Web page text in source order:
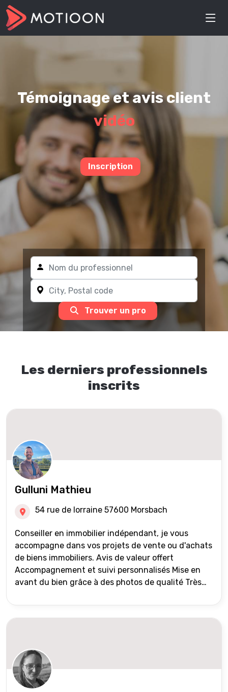
Témoignage et avis client
vidéo
Inscription
Trouver un pro
Les derniers professionnels
inscrits
Gulluni Mathieu
54 rue de lorraine 57600 Morsbach
Conseiller en immobilier indépendant, je vous
accompagne dans vos projets de vente ou d'achats
de biens immobiliers. Avis de valeur offert
Accompagnement et suivi personnalisés Mise en
avant du bien grâce à des photos de qualité Très
international) Validation du financement des
acquéreurs auprès de partenaires financiers
réseau Iad France et Iad Deutschland Inter agence